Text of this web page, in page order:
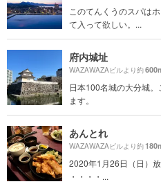
このてんくうのスパは
て入って欲しい。...
府内城址
WAZAWAZAビルより約
日本100名城の大分城
ます。
あんとれ
WAZAWAZAビルより約
2020年1月26日（日）
・・・・...